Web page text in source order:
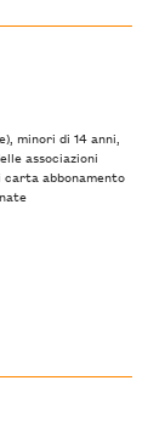
minori di 14 anni,
associazioni
abbonamento